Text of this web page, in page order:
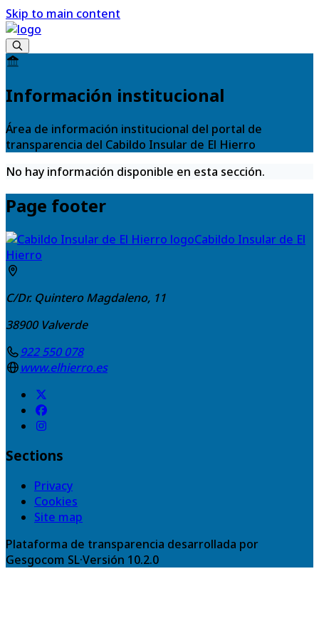
Skip to main content
Información institucional
Área de información institucional del portal de
transparencia del Cabildo Insular de El Hierro
No hay información disponible en esta sección.
Page footer
Cabildo Insular de El
Hierro
C/Dr. Quintero Magdaleno, 11
38900 Valverde
922 550 078
www.elhierro.es
Sections
Privacy
Cookies
Site map
Plataforma de transparencia desarrollada por
Gesgocom SL·Versión 10.2.0